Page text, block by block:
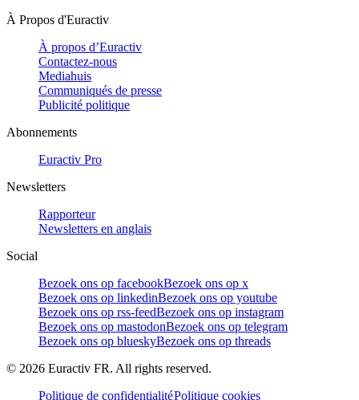
À Propos d'Euractiv
À propos d’Euractiv
Contactez-nous
Mediahuis
Communiqués de presse
Publicité politique
Abonnements
Euractiv Pro
Newsletters
Rapporteur
Newsletters en anglais
Social
Bezoek ons op facebookBezoek ons op x
Bezoek ons op linkedinBezoek ons op youtube
Bezoek ons op rss-feedBezoek ons op instagram
Bezoek ons op mastodonBezoek ons op telegram
Bezoek ons op blueskyBezoek ons op threads
© 2026 Euractiv FR. All rights reserved.
Politique de confidentialitéPolitique cookies